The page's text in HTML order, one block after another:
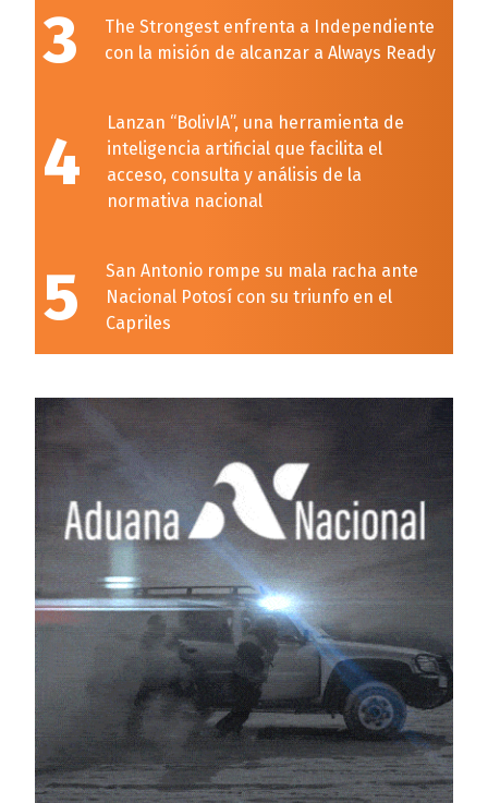
3
The Strongest enfrenta a Independiente
con la misión de alcanzar a Always Ready
4
Lanzan “BolivIA”, una herramienta de
inteligencia artificial que facilita el
acceso, consulta y análisis de la
normativa nacional
5
San Antonio rompe su mala racha ante
Nacional Potosí con su triunfo en el
Capriles